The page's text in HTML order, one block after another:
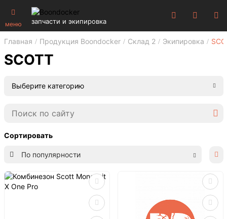
меню запчасти и экипировка
Главная Продукция Boondocker Склад 2 Экипировка
SCOTT
Выберите категорию
Сортировать
По популярности